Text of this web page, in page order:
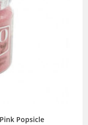
Popsicle